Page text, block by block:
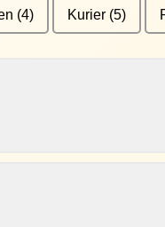
(4) Kurier (5)